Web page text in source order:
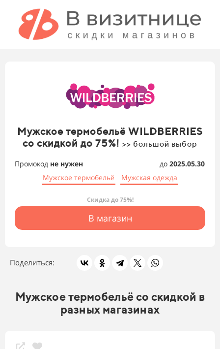
Мужское термобельё WILDBERRIES
со скидкой до 75%! >> большой выбор
Промокод не нужен до 2025.05.30
Мужское термобельё
Мужская одежда
Скидка до 75%!
В магазин
Поделиться:
Мужское термобельё со скидкой в
разных магазинах